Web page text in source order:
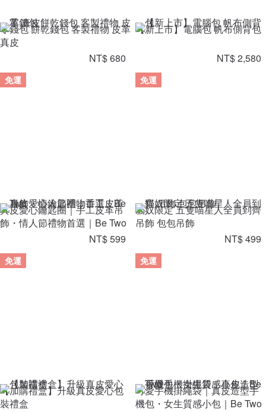
零錢包 餅乾錢包 客製禮物 皮革
真皮
NT$ 680
【新上市】電腦包 帆布側背包
NT$ 2,580
免運
真皮愛心鑰匙圈｜手工皮革吊
飾・情人節禮物首選｜Be Two
NT$ 599
免運
貓奴限定 五隻喵星人全員到齊
吊飾 包包吊飾
NT$ 499
免運
【加購禮盒】升級真皮愛心包
裝禮盒
免運
可愛手機掛繩袋｜真皮造型手
機包・女生質感小包｜Be Two